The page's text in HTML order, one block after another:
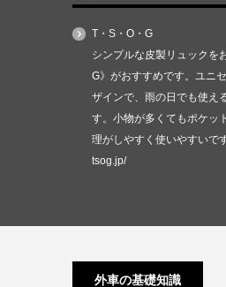
T・S・O・G
シンプルな皮製リュックを
G》がおすすめです。ユニ
ザインで、雨の日でも使え
す。小物が多くてもポケッ
理がしやすく使いやすいです
tsog.jp/
外車の基礎知識